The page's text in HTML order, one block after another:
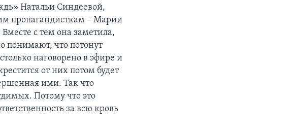
Натальи Синдеевой,
пропагандисткам – Марии
с тем она заметила,
понимают, что потонут
наговорено в эфире и
от них потом будет
ими. Так что
Потому что это
за всю кровь